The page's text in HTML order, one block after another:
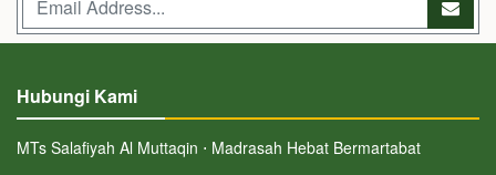
Hubungi Kami
MTs Salafiyah Al Muttaqin ⋅ Madrasah Hebat Bermartabat